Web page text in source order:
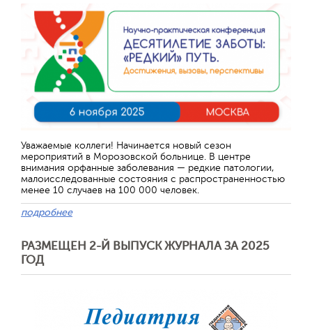
Уважаемые коллеги! Начинается новый сезон
мероприятий в Морозовской больнице. В центре
внимания орфанные заболевания — редкие патологии,
малоисследованные состояния с распространенностью
менее 10 случаев на 100 000 человек.
подробнее
РАЗМЕЩЕН 2-Й ВЫПУСК ЖУРНАЛА ЗА 2025
ГОД